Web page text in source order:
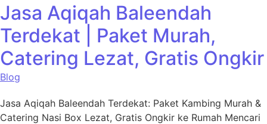
Jasa Aqiqah Baleendah
Terdekat | Paket Murah,
Catering Lezat, Gratis Ongkir
Blog
Jasa Aqiqah Baleendah Terdekat: Paket Kambing Murah &
Catering Nasi Box Lezat, Gratis Ongkir ke Rumah Mencari